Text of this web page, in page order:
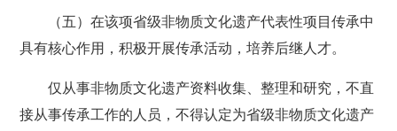
（五）在该项省级非物质文化遗产代表性项目传承中
具有核心作用，积极开展传承活动，培养后继人才。
仅从事非物质文化遗产资料收集、整理和研究，不直
接从事传承工作的人员，不得认定为省级非物质文化遗产